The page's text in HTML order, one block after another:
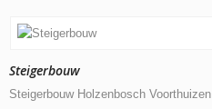
Steigerbouw
Steigerbouw Holzenbosch